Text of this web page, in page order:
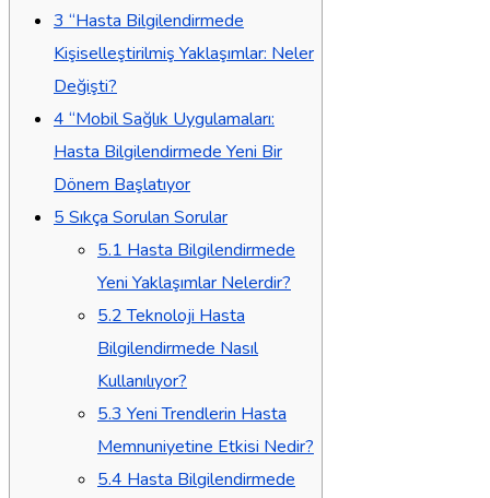
3 “Hasta Bilgilendirmede
Kişiselleştirilmiş Yaklaşımlar: Neler
Değişti?
4 “Mobil Sağlık Uygulamaları:
Hasta Bilgilendirmede Yeni Bir
Dönem Başlatıyor
5 Sıkça Sorulan Sorular
5.1 Hasta Bilgilendirmede
Yeni Yaklaşımlar Nelerdir?
5.2Teknoloji Hasta
Bilgilendirmede Nasıl
Kullanılıyor?
5.3 Yeni Trendlerin Hasta
Memnuniyetine Etkisi Nedir?
5.4 Hasta Bilgilendirmede